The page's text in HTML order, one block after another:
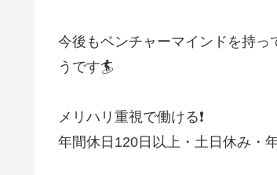
今後もベンチャーマインドを持
うです🏄️
メリハリ重視で働ける❗
年間休日120日以上・土日休み・